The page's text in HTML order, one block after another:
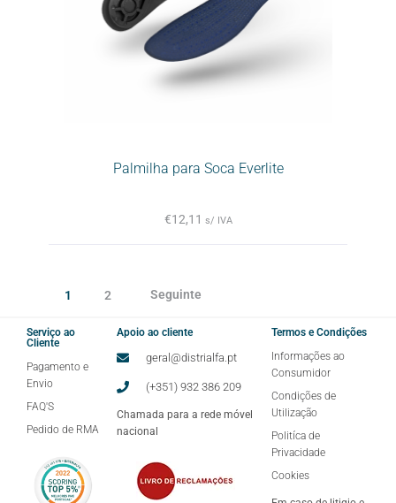
Palmilha para Soca Everlite
€12,11 s/ IVA
1 2 Seguinte
Serviço ao
Cliente
Pagamento e
Envio
FAQ'S
Pedido de RMA
Apoio ao cliente
geral@distrialfa.pt
(+351) 932 386 209
Chamada para a rede móvel
nacional
Termos e Condições
Informações ao
Consumidor
Condições de
Utilização
Politíca de
Privacidade
Cookies